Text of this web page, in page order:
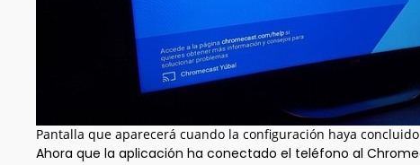
Pantalla que aparecerá cuando la configuración haya
Ahora que la aplicación ha conectado el teléfono al